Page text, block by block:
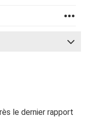
le dernier rapport